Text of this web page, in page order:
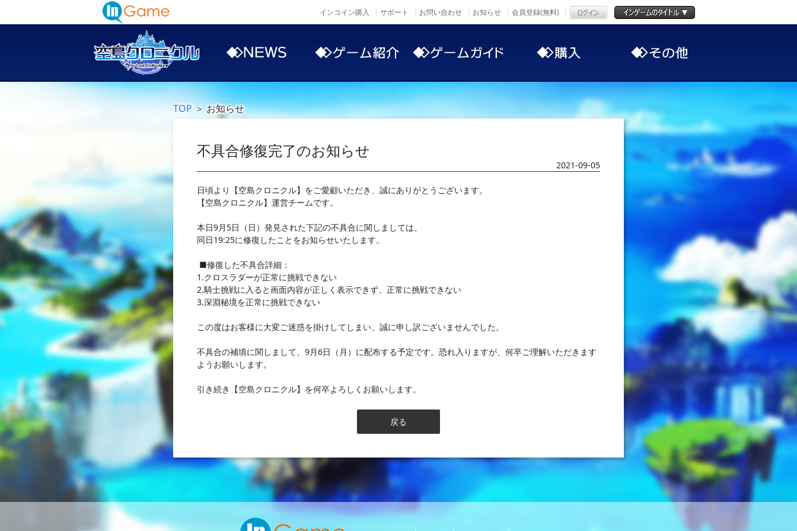
インコイン購入 サポート お問い合わせ お知らせ 会員登録(無料)
TOP＞お知らせ
不具合修復完了のお知らせ
2021-09-05
日頃より【空島クロニクル】をご愛顧いただき、誠にありがとうございます。
【空島クロニクル】運営チームです。
本日9月5日（日）発見された下記の不具合に関しましては、
同日19:25に修復したことをお知らせいたします。
■修復した不具合詳細：
1.クロスラダーが正常に挑戦できない
2.騎士挑戦に入ると画面内容が正しく表示できず、正常に挑戦できない
3.深淵秘境を正常に挑戦できない
この度はお客様に大変ご迷惑を掛けしてしまい、誠に申し訳ございませんでした。
不具合の補填に関しまして、9月6日（月）に配布する予定です。恐れ入りますが、何卒ご理解いただきます
ようお願いします。
引き続き【空島クロニクル】を何卒よろしくお願いします。
戻る